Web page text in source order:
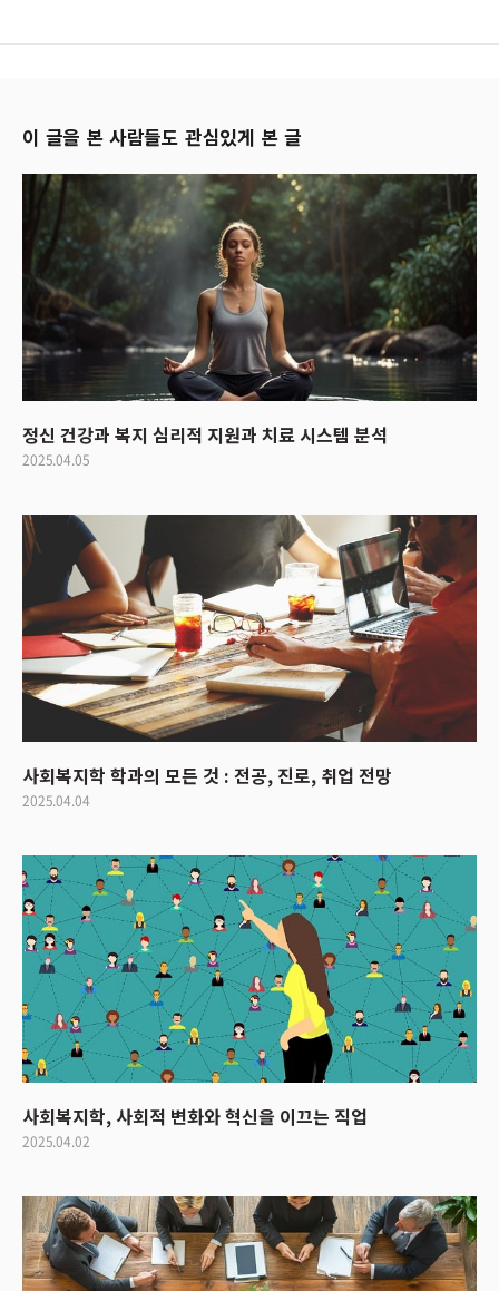
이 글을 본 사람들도 관심있게 본 글
정신 건강과 복지 심리적 지원과 치료 시스템 분석
2025.04.05
사회복지학 학과의 모든 것 : 전공, 진로, 취업 전망
2025.04.04
사회복지학, 사회적 변화와 혁신을 이끄는 직업
2025.04.02